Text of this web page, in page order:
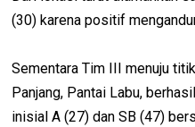
(30) karena positif
Sementara Tim III menuju
Panjang, Pantai Labu,
inisial A (27) dan SB (47)